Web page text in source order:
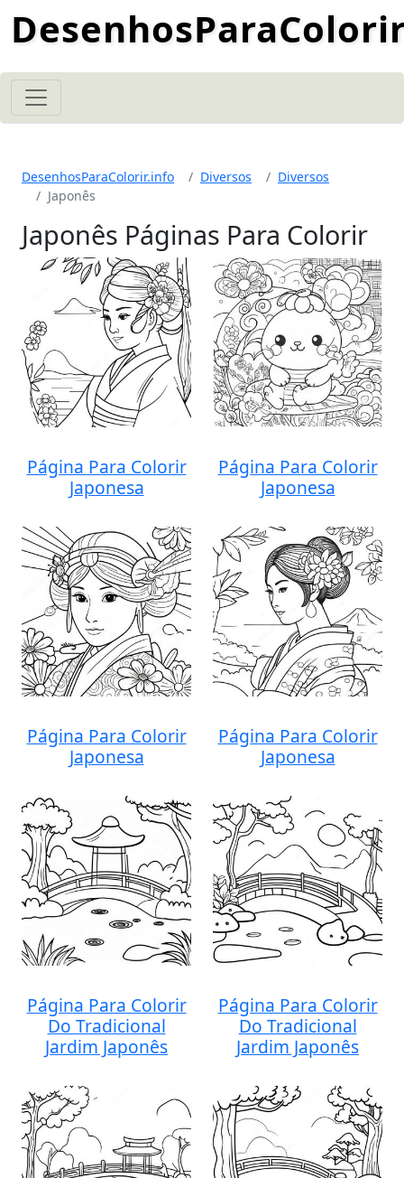
DesenhosParaColorir.info Diversos
Diversos
Japonês
Japonês Páginas Para Colorir
Página Para Colorir
Japonesa
Página Para Colorir
Japonesa
Página Para Colorir
Japonesa
Página Para Colorir
Japonesa
Página Para Colorir
Do Tradicional
Jardim Japonês
Página Para Colorir
Do Tradicional
Jardim Japonês